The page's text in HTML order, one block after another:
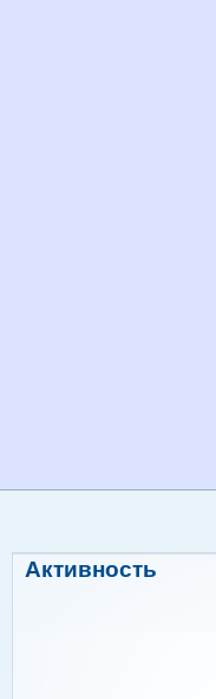
Активность